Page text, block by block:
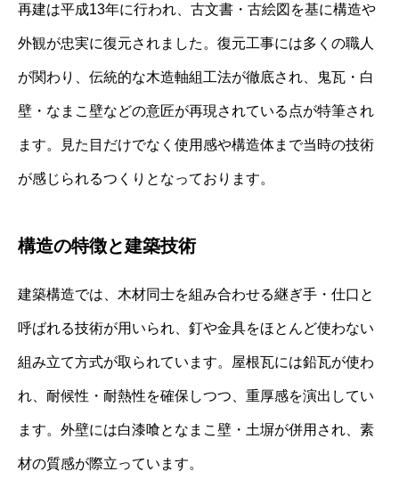
再建は平成13年に行われ、古文書・古絵図を基に構造や
外観が忠実に復元されました。復元工事には多くの職人
が関わり、伝統的な木造軸組工法が徹底され、鬼瓦・白
壁・なまこ壁などの意匠が再現されている点が特筆され
ます。見た目だけでなく使用感や構造体まで当時の技術
が感じられるつくりとなっております。
構造の特徴と建築技術
建築構造では、木材同士を組み合わせる継ぎ手・仕口と
呼ばれる技術が用いられ、釘や金具をほとんど使わない
組み立て方式が取られています。屋根瓦には鉛瓦が使わ
れ、耐候性・耐熱性を確保しつつ、重厚感を演出してい
ます。外壁には白漆喰となまこ壁・土塀が併用され、素
材の質感が際立っています。